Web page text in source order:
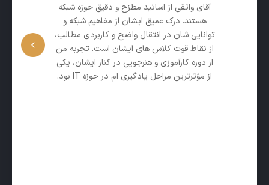
آقای واثقی از اساتید مطزح و دقیق حوزه شبکه
هستند. درک عمیق ایشان از مفاهیم شبکه و
توانایی‌ شان در انتقال واضح و کاربردی مطالب،
از نقاط قوت کلاس‌ های ایشان است. تجربه من
از دوره کارآموزی و هنرجویی در کنار ایشان، یکی
از مؤثرترین مراحل یادگیری‌ ام در حوزه IT بود.